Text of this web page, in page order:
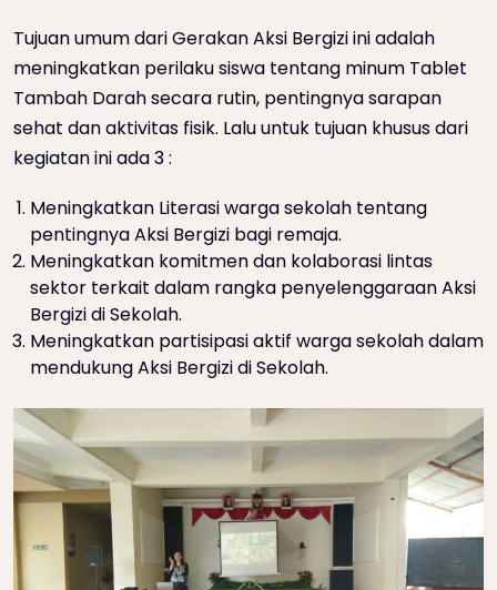
Tujuan umum dari Gerakan Aksi Bergizi ini adalah
meningkatkan perilaku siswa tentang minum Tablet
Tambah Darah secara rutin, pentingnya sarapan
sehat dan aktivitas fisik. Lalu untuk tujuan khusus dari
kegiatan ini ada 3 :
Meningkatkan Literasi warga sekolah tentang
pentingnya Aksi Bergizi bagi remaja.
Meningkatkan komitmen dan kolaborasi lintas
sektor terkait dalam rangka penyelenggaraan Aksi
Bergizi di Sekolah.
Meningkatkan partisipasi aktif warga sekolah dalam
mendukung Aksi Bergizi di Sekolah.